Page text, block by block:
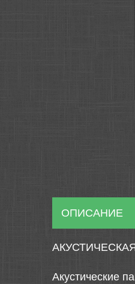
ОПИСАНИЕ
АКУСТИЧЕСКАЯ
Акустические